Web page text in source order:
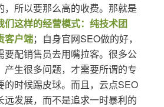
，所以要那么高的收费。那就是
们这样的经营模式：纯技术团
客户端；自身官网SEO做的好，
要配销售员去用嘴拉客。很多公
产生很多问题，才需要所谓的专
的时候踢皮球。而且，云点SEO
远发展，而不是追求一时暴利的